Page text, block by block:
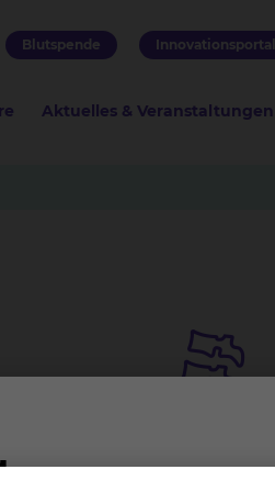
Blutspende Innovationsportal
Aktuelles & Veranstaltungen
Or­tho­pä­die